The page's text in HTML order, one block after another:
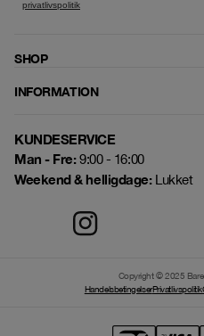
privatlivspolitik
SHOP
INFORMATION
KUNDESERVICE
Man - Fre:9:00 - 16:00
Weekend & helligdage:Lukket
Copyright © 2025
HandelsbetingelserPrivatlivspolitik